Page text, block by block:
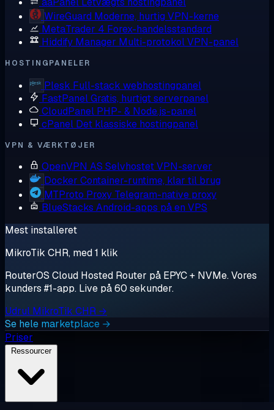
WireGuard Moderne, hurtig VPN-kerne
MetaTrader 4 Forex-handelsstandard
Hiddify Manager Multi-protokol VPN-panel
HOSTINGPANELER
Plesk Full-stack webhostingpanel
FastPanelGratis, hurtigt serverpanel
CloudPanel PHP- & Node.js-panel
cPanel Det klassiske hostingpanel
VPN & VÆRKTØJER
OpenVPN AS Selvhostet VPN-server
Docker Container-runtime, klar til brug
MTProto Proxy Telegram-native proxy
BlueStacks Android-apps på en VPS
Mest installeret
MikroTik CHR, med 1 klik
RouterOS Cloud Hosted Router på EPYC + NVMe. Vores
kunders #1-app. Live på 60 sekunder.
Udrul MikroTik CHR →
Se hele marketplace →
Priser
Ressourcer